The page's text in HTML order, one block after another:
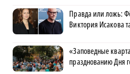
Правда или ложь:
Виктория Исакова
«Заповедные
празднованию Дня